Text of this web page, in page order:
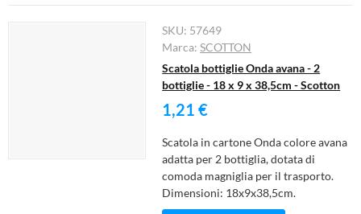
SKU: 57649
Marca:SCOTTON
Scatola bottiglie Onda avana - 2
bottiglie - 18 x 9 x 38,5cm - Scotton
1,21 €
Scatola in cartone Onda colore avana
adatta per 2 bottiglia, dotata di
comoda magniglia per il trasporto.
Dimensioni: 18x9x38,5cm.